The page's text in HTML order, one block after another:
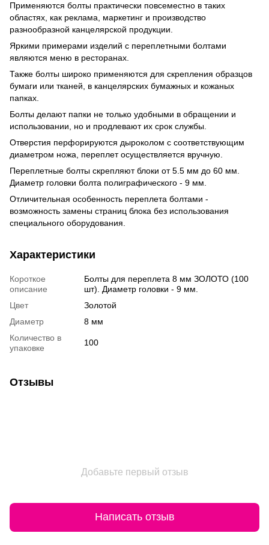
Применяются болты практически повсеместно в таких
областях, как реклама, маркетинг и производство
разнообразной канцелярской продукции.
Яркими примерами изделий с переплетными болтами
являются меню в ресторанах.
Также болты широко применяются для скрепления образцов
бумаги или тканей, в канцелярских бумажных и кожаных
папках.
Болты делают папки не только удобными в обращении и
использовании, но и продлевают их срок службы.
Отверстия перфорируются дыроколом с соответствующим
диаметром ножа, переплет осуществляется вручную.
Переплетные болты скрепляют блоки от 5.5 мм до 60 мм.
Диаметр головки болта полиграфического - 9 мм.
Отличительная особенность переплета болтами -
возможность замены страниц блока без использования
специального оборудования.
Характеристики
Короткое
описание
Болты для переплета 8 мм ЗОЛОТО (100
шт). Диаметр головки - 9 мм.
Цвет
Золотой
Диаметр
8 мм
Количество в
упаковке
100
Отзывы
Добавьте первый отзыв
Написать отзыв